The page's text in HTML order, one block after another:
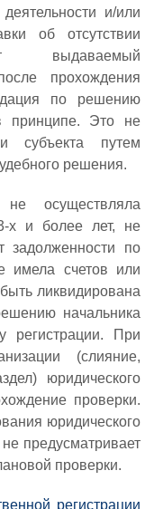
и/или
об отсутствии
выдаваемый
прохождения
по решению
принципе. Это не
субъекта путем
решения.
осуществляла
х и более лет, не
задолженности по
имела счетов или
ликвидирована
начальника
регистрации. При
(слияние,
юридического
проверки.
юридического
предусматривает
проверки.
регистрации